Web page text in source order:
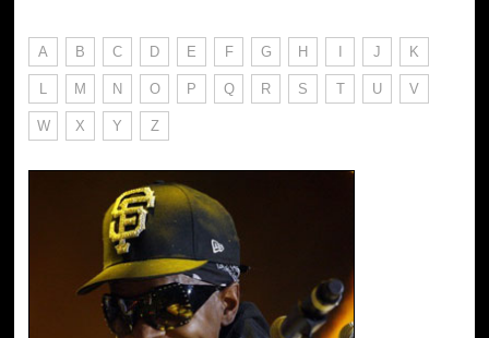
A B C D E F G H I J K
L M N O P Q R S T U V
W X Y Z